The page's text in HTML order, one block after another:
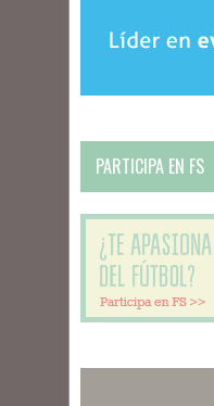
PARTICIPA EN FS